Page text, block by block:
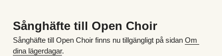
Sånghäfte till Open Choir
Sånghäfte till Open Choir finns nu tillgängligt på sidan Om
dina lägerdagar.